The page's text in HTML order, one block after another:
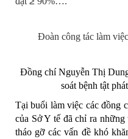
Đoàn công tác làm
Đồng chí Nguyễn Thị
soát bệnh tật
Tại buổi làm việc các đồng
của Sở Y tế đã chỉ ra
tháo gỡ các vấn đề khó